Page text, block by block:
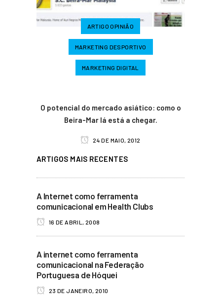
ARTIGO OPINIÃO
MARKETING DESPORTIVO
MARKETING DIGITAL
O potencial do mercado asiático: como o
Beira-Mar lá está a chegar.
24 DE MAIO, 2012
ARTIGOS MAIS RECENTES
A Internet como ferramenta
comunicacional em Health Clubs
16 DE ABRIL, 2008
A internet como ferramenta
comunicacional na Federação
Portuguesa de Hóquei
23 DE JANEIRO, 2010